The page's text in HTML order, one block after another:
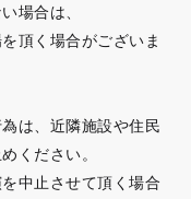
場合は、
頂く場合がございま
は、近隣施設や住民
ください。
中止させて頂く場合